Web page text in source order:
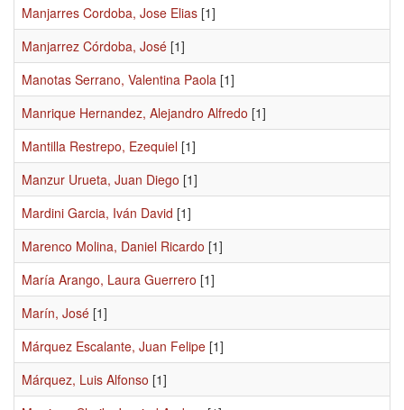
Manjarres Cordoba, Jose Elias [1]
Manjarrez Córdoba, José [1]
Manotas Serrano, Valentina Paola [1]
Manrique Hernandez, Alejandro Alfredo [1]
Mantilla Restrepo, Ezequiel [1]
Manzur Urueta, Juan Diego [1]
Mardini Garcia, Iván David [1]
Marenco Molina, Daniel Ricardo [1]
María Arango, Laura Guerrero [1]
Marín, José [1]
Márquez Escalante, Juan Felipe [1]
Márquez, Luis Alfonso [1]